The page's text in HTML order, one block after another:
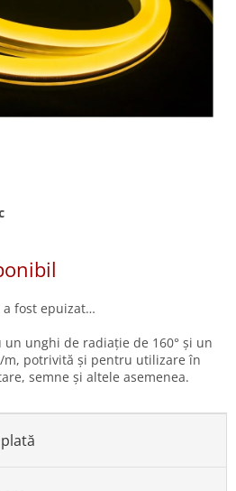
fost epuizat…
unghi de radiație de 160° și un
m, potrivită și pentru utilizare în
semne și altele asemenea.